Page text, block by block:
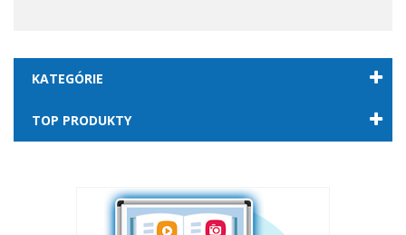
KATEGÓRIE
TOP PRODUKTY